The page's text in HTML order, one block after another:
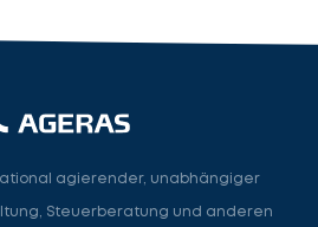
agierender, unabhängiger
Steuerberatung und anderen